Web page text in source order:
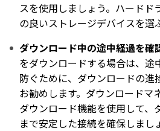
スを使用しましょう。ハードド
の良いストレージデバイスを選
ダウンロード中の途中経過を確
をダウンロードする場合は、途
防ぐために、ダウンロードの進
お勧めします。ダウンロードマ
ダウンロード機能を使用して、
まで安定した接続を確保しまし